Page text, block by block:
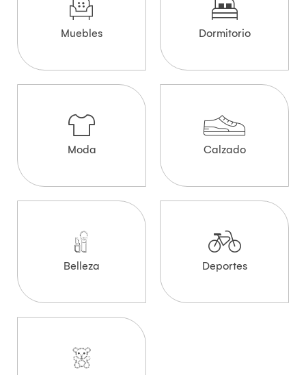
Muebles Dormitorio
Moda Calzado
Belleza Deportes